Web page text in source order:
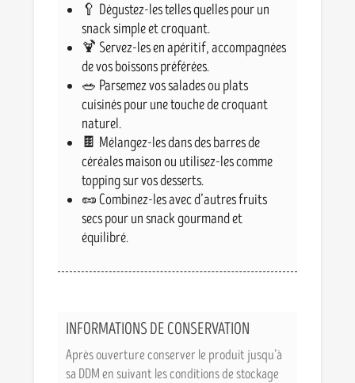
🥄 Dégustez-les telles quelles pour un
snack simple et croquant.
🍹 Servez-les en apéritif, accompagnées
de vos boissons préférées.
🥗 Parsemez vos salades ou plats
cuisinés pour une touche de croquant
naturel.
🍫 Mélangez-les dans des barres de
céréales maison ou utilisez-les comme
topping sur vos desserts.
🥜 Combinez-les avec d’autres fruits
secs pour un snack gourmand et
équilibré.
INFORMATIONS DE CONSERVATION
Après ouverture conserver le produit jusqu’à
sa DDM en suivant les conditions de stockage